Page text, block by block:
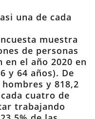
una de cada
muestra
de personas
en el año 2020 en
y 64 años). De
y 818,2
cuatro de
trabajando